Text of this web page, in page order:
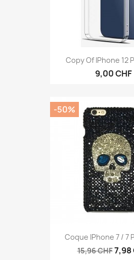
Copy Of IPhone 12
9,00 CHF
Coque IPhone 7 / 7
15,96 CHF7,98
-50%